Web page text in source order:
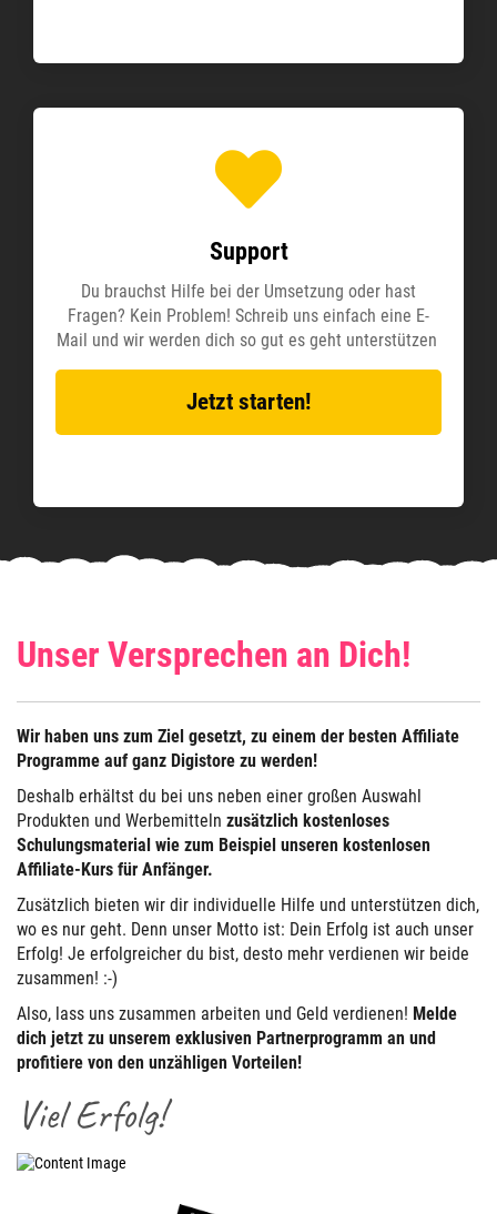
Support
Du brauchst Hilfe bei der Umsetzung oder hast
Fragen? Kein Problem! Schreib uns einfach eine E-
Mail und wir werden dich so gut es geht unterstützen
Jetzt starten!
Unser Versprechen an Dich!
Wir haben uns zum Ziel gesetzt, zu einem der besten Affiliate
Programme auf ganz Digistore zu werden!
Deshalb erhältst du bei uns neben einer großen Auswahl
Produkten und Werbemitteln zusätzlich kostenloses
Schulungsmaterial wie zum Beispiel unseren kostenlosen
Affiliate-Kurs für Anfänger.
Zusätzlich bieten wir dir individuelle Hilfe und unterstützen dich,
wo es nur geht. Denn unser Motto ist: Dein Erfolg ist auch unser
Erfolg! Je erfolgreicher du bist, desto mehr verdienen wir beide
zusammen! :-)
Also, lass uns zusammen arbeiten und Geld verdienen! Melde
dich jetzt zu unserem exklusiven Partnerprogramm an und
profitiere von den unzähligen Vorteilen!
Viel Erfolg!